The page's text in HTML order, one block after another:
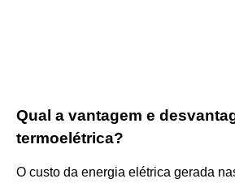
Qual a vantagem e
termoelétrica?
O custo da energia elétrica gerada